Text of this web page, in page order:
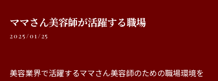
ママさん美容師が活躍する職場
2025/01/25
美容業界で活躍するママさん美容師のための職場環境を